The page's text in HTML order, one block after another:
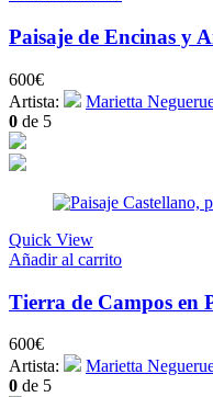
Paisaje de Encinas y
600€
Artista:
Marietta
0 de 5
Quick View
Añadir al carrito
Tierra de Campos en
600€
Artista:
Marietta
0 de 5